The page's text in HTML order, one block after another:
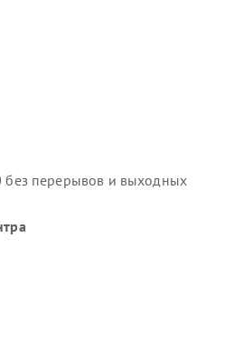
перерывов и выходных